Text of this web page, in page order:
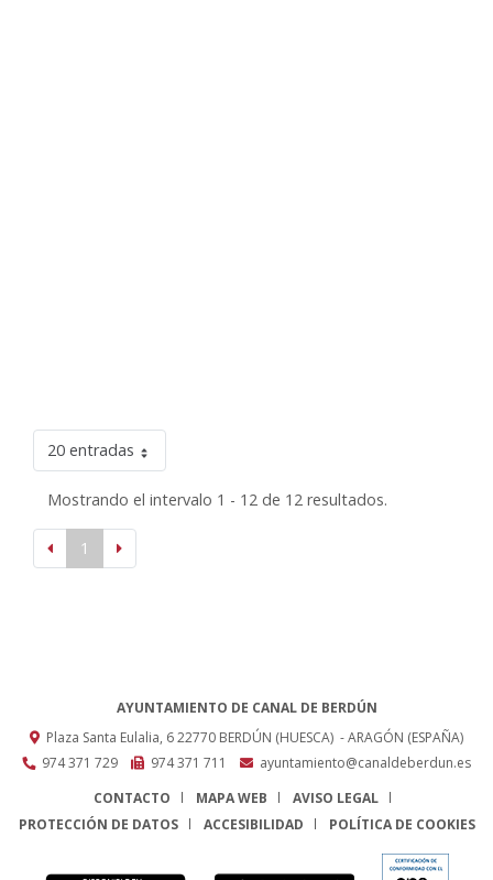
20 entradas
Mostrando el intervalo 1 - 12 de 12 resultados.
1
AYUNTAMIENTO DE CANAL DE BERDÚN
Plaza Santa Eulalia, 622770 BERDÚN (HUESCA) - ARAGÓN (ESPAÑA)
974 371 729
974 371 711
ayuntamiento@canaldeberdun.es
CONTACTO
MAPA WEB
AVISO LEGAL
PROTECCIÓN DE DATOS
ACCESIBILIDAD POLÍTICA DE COOKIES